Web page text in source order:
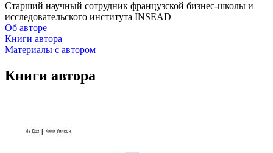
Старший научный сотрудник французской бизнес-школы и
исследовательского института INSEAD
Об авторе
Книги автора
Материалы с автором
Книги автора